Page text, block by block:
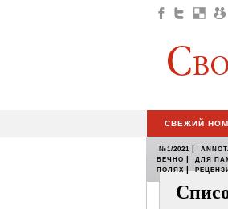
СВЕЖИЙ
№1/2021 |
ВЕЧНО | ДЛЯ
ПОЛЯХ |